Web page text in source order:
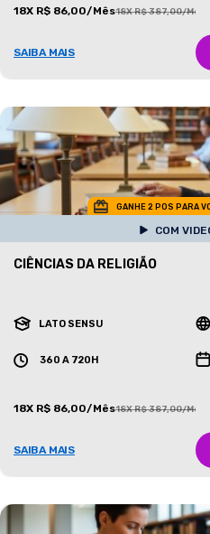
18X R$ 86,00/Mês18X R$ 387,00/Mês
SAIBA MAIS
GANHE 2 POS PARA
COM
CIÊNCIAS DA RELIGIÃO
LATO SENSU
360 A 720H
18X R$ 86,00/Mês18X R$ 387,00/Mês
SAIBA MAIS